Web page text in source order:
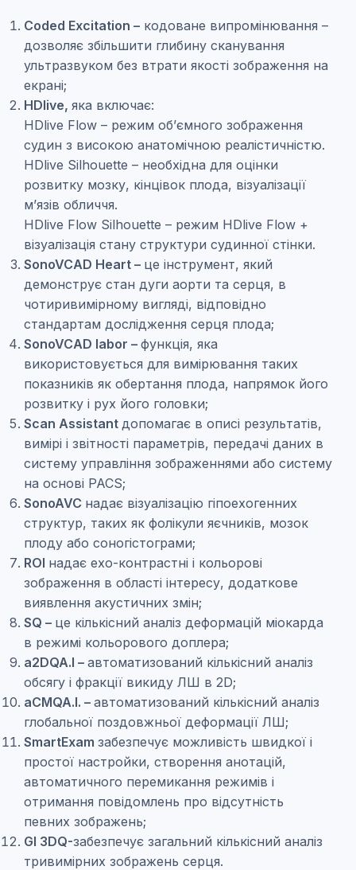
Coded Excitation – кодоване випромінювання –
дозволяє збільшити глибину сканування
ультразвуком без втрати якості зображення на
екрані;
HDlive, яка включає:
HDlive Flow – режим об’ємного зображення
судин з високою анатомічною реалістичністю.
HDlive Silhouette – необхідна для оцінки
розвитку мозку, кінцівок плода, візуалізації
м’язів обличчя.
HDlive Flow Silhouette – режим HDlive Flow +
візуалізація стану структури судинної стінки.
SonoVCAD Heart – це інструмент, який
демонструє стан дуги аорти та серця, в
чотиривимірному вигляді, відповідно
стандартам дослідження серця плода;
SonoVCAD labor – функція, яка
використовується для вимірювання таких
показників як обертання плода, напрямок його
розвитку і рух його головки;
Scan Assistant допомагає в описі результатів,
вимірі і звітності параметрів, передачі даних в
систему управління зображеннями або систему
на основі PACS;
SonoAVC надає візуалізацію гіпоехогенних
структур, таких як фолікули яєчників, мозок
плоду або соногістограми;
ROI надає ехо-контрастні і кольорові
зображення в області інтересу, додаткове
виявлення акустичних змін;
SQ – це кількісний аналіз деформацій міокарда
в режимі кольорового доплера;
a2DQA.I – автоматизований кількісний аналіз
обсягу і фракції викиду ЛШ в 2D;
aCMQA.I. – автоматизований кількісний аналіз
глобальної поздовжньої деформації ЛШ;
SmartExam забезпечує можливість швидкої і
простої настройки, створення анотацій,
автоматичного перемикання режимів і
отримання повідомлень про відсутність
певних зображень;
GI 3DQ-забезпечує загальний кількісний аналіз
тривимірних зображень серця.